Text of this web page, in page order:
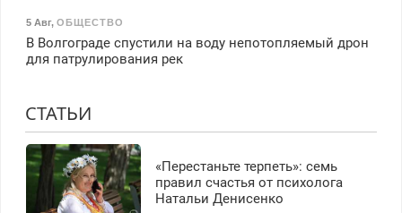
5 Авг, ОБЩЕСТВО
В Волгограде спустили на воду непотопляемый дрон
для патрулирования рек
СТАТЬИ
«Перестаньте терпеть»: семь
правил счастья от психолога
Натальи Денисенко